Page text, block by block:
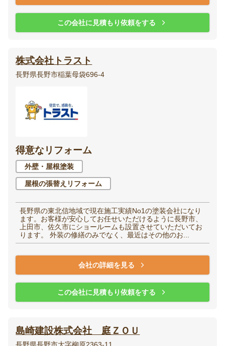
この会社に見積もり依頼をする
株式会社トラスト
長野県長野市稲葉母袋696-4
得意なリフォーム
外壁・屋根塗装
屋根の張替えリフォーム
長野県の東北信地域で現在施工実績No1の塗装会社になり
ます。お客様が安心してお任せいただけるように長野市、
上田市、佐久市にショールームも設置させていただいてお
ります。 外装の修繕のみでなく、最近はその他のお...
会社の詳細を見る
この会社に見積もり依頼をする
島崎建設株式会社 庭ＺＯＵ
長野県長野市大字柳原2363-11